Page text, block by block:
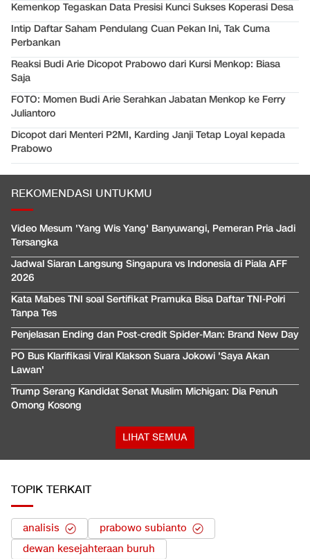
Kemenkop Tegaskan Data Presisi Kunci Sukses Koperasi Desa
Intip Daftar Saham Pendulang Cuan Pekan Ini, Tak Cuma
Perbankan
Reaksi Budi Arie Dicopot Prabowo dari Kursi Menkop: Biasa
Saja
FOTO: Momen Budi Arie Serahkan Jabatan Menkop ke Ferry
Juliantoro
Dicopot dari Menteri P2MI, Karding Janji Tetap Loyal kepada
Prabowo
REKOMENDASI UNTUKMU
Video Mesum 'Yang Wis Yang' Banyuwangi, Pemeran Pria Jadi
Tersangka
Jadwal Siaran Langsung Singapura vs Indonesia di Piala AFF
2026
Kata Mabes TNI soal Sertifikat Pramuka Bisa Daftar TNI-Polri
Tanpa Tes
Penjelasan Ending dan Post-credit Spider-Man: Brand New Day
PO Bus Klarifikasi Viral Klakson Suara Jokowi 'Saya Akan
Lawan'
Trump Serang Kandidat Senat Muslim Michigan: Dia Penuh
Omong Kosong
LIHAT SEMUA
TOPIK TERKAIT
analisis
prabowo subianto
dewan kesejahteraan buruh